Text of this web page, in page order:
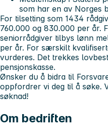
som har en av Norges
For tilsetting som 1434
760.000 og 830.000 per år.
seniorrådgiver tilbys lønn
per år. For særskilt
vurderes. Det trekkes
pensjonskasse.
Ønsker du å bidra til
oppfordrer vi deg til å søke.
søknad!
Om bedriften